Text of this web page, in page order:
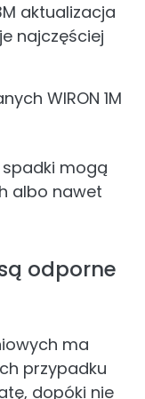
aktualizacja
najczęściej
WIRON 1M
mogą
albo nawet
odporne
ma
przypadku
dopóki nie